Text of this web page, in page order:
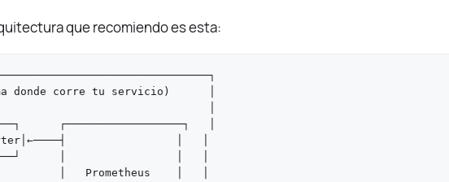
que recomiendo es esta:
donde corre tu servicio)      │
┌──────────────────┐   │
│   │
│                 │   │
│   Prometheus    │   │